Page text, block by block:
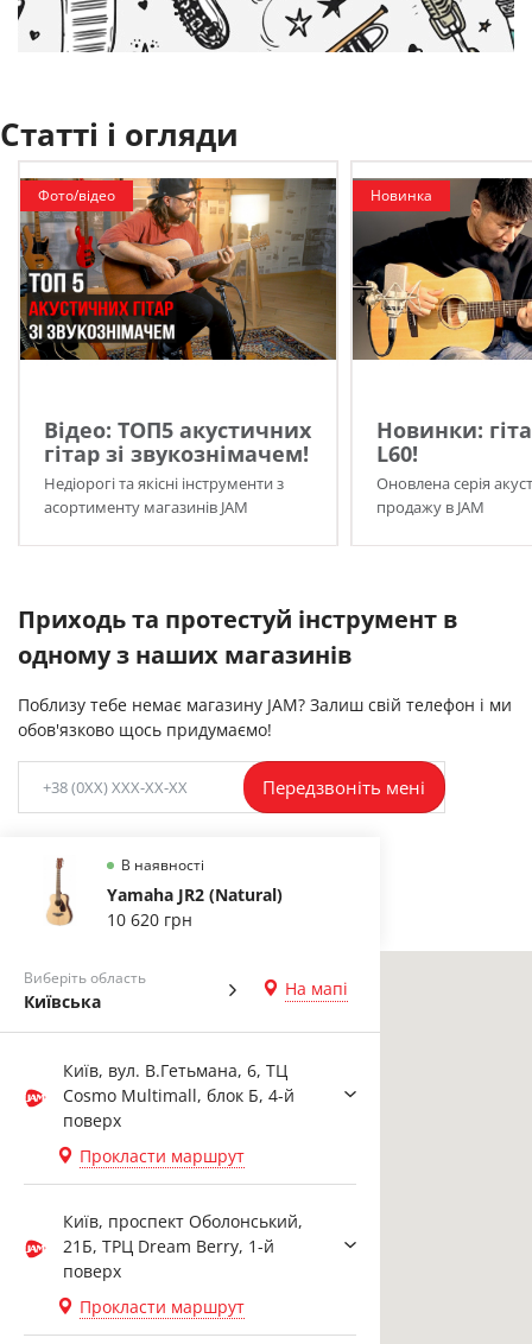
Статті і огляди
Фото/відео
Відео: ТОП5 акустичних
гітар зі звукознімачем!
Недіорогі та якісні інструменти з
асортименту магазинів JAM
Новинка
Новинки:
L60!
Оновлена серія
продажу в JAM
Приходь та протестуй інструмент в
одному з наших магазинів
Поблизу тебе немає магазину JAM? Залиш свій телефон і ми
обов'язково щось придумаємо!
В наявності
Yamaha JR2 (Natural)
10 620 грн
Виберіть область
Київська
На мапі
Київ, вул. В.Гетьмана, 6, ТЦ
Cosmo Multimall, блок Б, 4-й
поверх
Прокласти маршрут
Київ, проспект Оболонський,
21Б, ТРЦ Dream Berry, 1-й
поверх
Прокласти маршрут
Передзвоніть мені